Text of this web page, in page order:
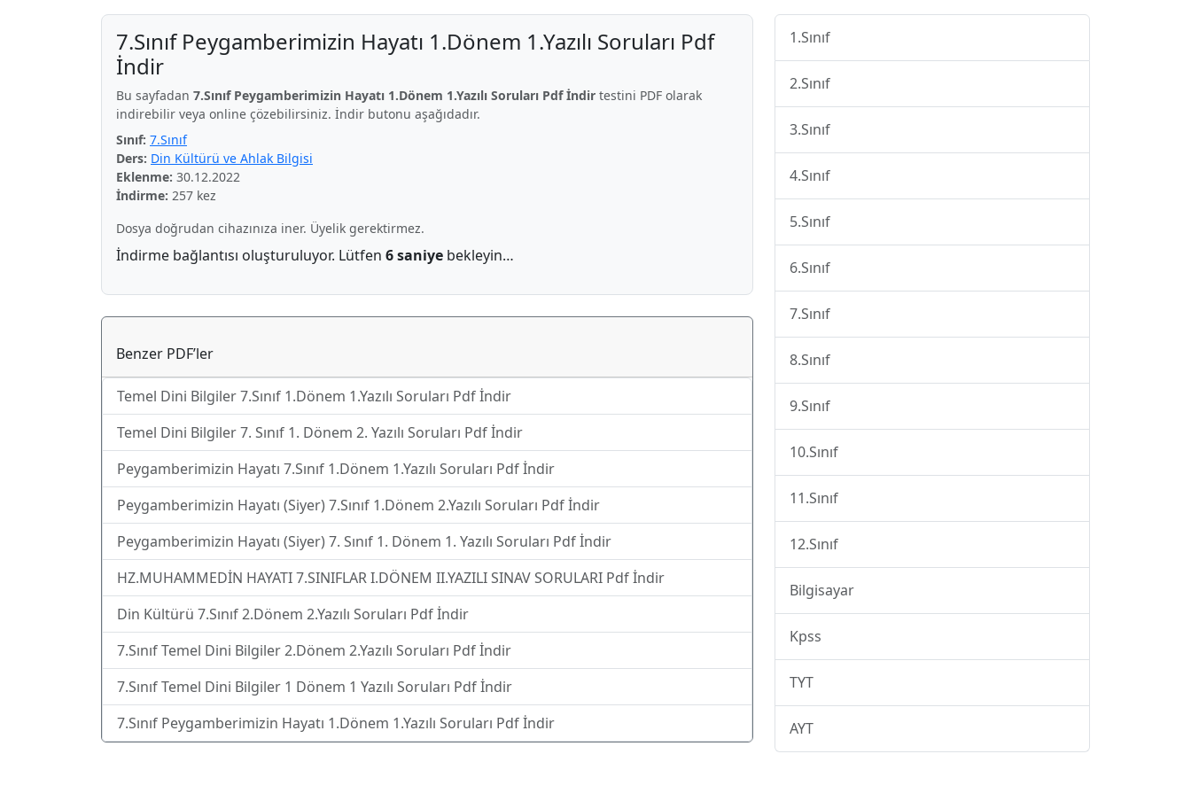
7.Sınıf Peygamberimizin Hayatı 1.Dönem 1.Yazılı Soruları Pdf
İndir
Bu sayfadan 7.Sınıf Peygamberimizin Hayatı 1.Dönem 1.Yazılı Soruları Pdf İndir testini PDF olarak
indirebilir veya online çözebilirsiniz. İndir butonu aşağıdadır.
Sınıf: 7.Sınıf
Ders: Din Kültürü ve Ahlak Bilgisi
Eklenme: 30.12.2022
İndirme: 257 kez
Dosya doğrudan cihazınıza iner. Üyelik gerektirmez.
İndirme bağlantısı oluşturuluyor. Lütfen 6 saniye bekleyin…
Benzer PDF’ler
Temel Dini Bilgiler 7.Sınıf 1.Dönem 1.Yazılı Soruları Pdf İndir
Temel Dini Bilgiler 7. Sınıf 1. Dönem 2. Yazılı Soruları Pdf İndir
Peygamberimizin Hayatı 7.Sınıf 1.Dönem 1.Yazılı Soruları Pdf İndir
Peygamberimizin Hayatı (Siyer) 7.Sınıf 1.Dönem 2.Yazılı Soruları Pdf İndir
Peygamberimizin Hayatı (Siyer) 7. Sınıf 1. Dönem 1. Yazılı Soruları Pdf İndir
HZ.MUHAMMEDİN HAYATI 7.SINIFLAR I.DÖNEM II.YAZILI SINAV SORULARI Pdf İndir
Din Kültürü 7.Sınıf 2.Dönem 2.Yazılı Soruları Pdf İndir
7.Sınıf Temel Dini Bilgiler 2.Dönem 2.Yazılı Soruları Pdf İndir
7.Sınıf Temel Dini Bilgiler 1 Dönem 1 Yazılı Soruları Pdf İndir
7.Sınıf Peygamberimizin Hayatı 1.Dönem 1.Yazılı Soruları Pdf İndir
1.Sınıf
2.Sınıf
3.Sınıf
4.Sınıf
5.Sınıf
6.Sınıf
7.Sınıf
8.Sınıf
9.Sınıf
10.Sınıf
11.Sınıf
12.Sınıf
Bilgisayar
Kpss
TYT
AYT